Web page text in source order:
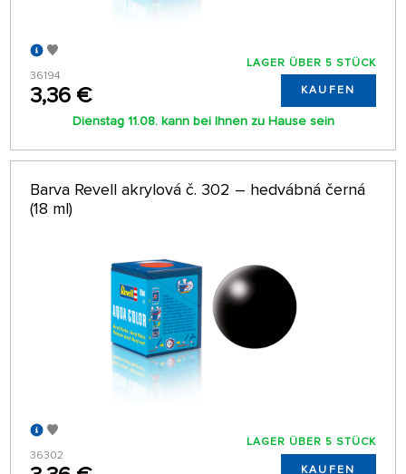
36194
3,36 €
LAGER ÜBER 5 STÜCK
KAUFEN
Dienstag 11.08. kann bei Ihnen zu Hause sein
Barva Revell akrylová č. 302 – hedvábná černá
(18 ml)
36302
LAGER ÜBER 5 STÜCK
KAUFEN